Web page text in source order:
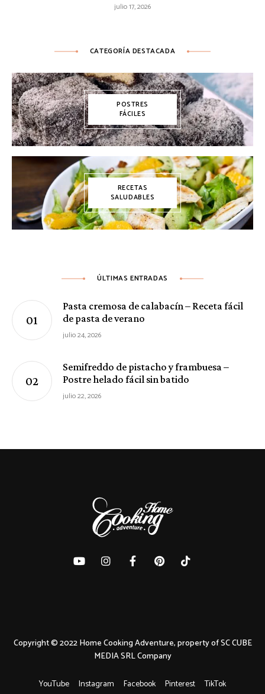
julio 17, 2026
CATEGORÍA DESTACADA
POSTRES
FÁCILES
RECETAS
SALUDABLES
ÚLTIMAS ENTRADAS
Pasta cremosa de calabacín – Receta fácil
de pasta de verano
julio 24, 2026
Semifreddo de pistacho y frambuesa –
Postre helado fácil sin batido
julio 22, 2026
YouTube Instagram Facebook Pinterest TikTok
Copyright © 2022 Home Cooking Adventure, property of SC CUBE
MEDIA SRL Company